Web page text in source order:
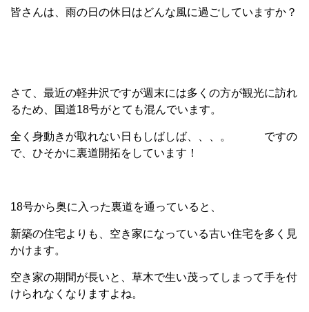
皆さんは、雨の日の休日はどんな風に過ごしていますか？
さて、最近の軽井沢ですが週末には多くの方が観光に訪れ
るため、国道18号がとても混んでいます。
全く身動きが取れない日もしばしば、、、。 ですの
で、ひそかに裏道開拓をしています！
18号から奥に入った裏道を通っていると、
新築の住宅よりも、空き家になっている古い住宅を多く見
かけます。
空き家の期間が長いと、草木で生い茂ってしまって手を付
けられなくなりますよね。